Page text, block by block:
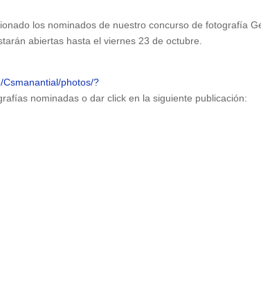
los nominados de nuestro concurso de fotografía
abiertas hasta el viernes 23 de octubre.
Csmanantial/photos/?
nominadas o dar click en la siguiente publicación: